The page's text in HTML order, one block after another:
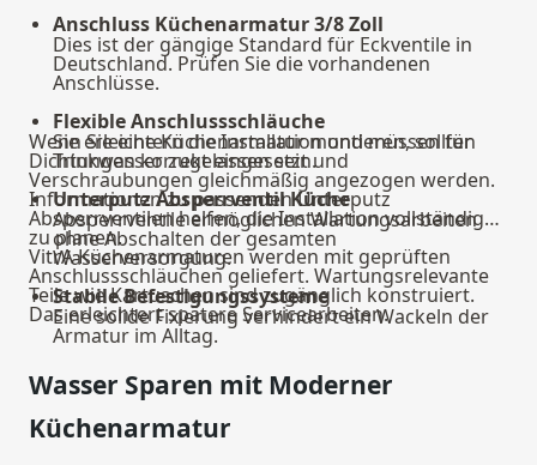
Anschluss Küchenarmatur 3/8 Zoll
Dies ist der gängige Standard für Eckventile in
Deutschland. Prüfen Sie die vorhandenen
Anschlüsse.
Flexible Anschlussschläuche
Sie erleichtern die Installation und müssen für
Trinkwasser zugelassen sein.
Unterputz Absperrventil Küche
Absperrventile ermöglichen Wartungsarbeiten
ohne Abschalten der gesamten
Wasserversorgung.
Stabile Befestigungssysteme
Eine solide Fixierung verhindert ein Wackeln der
Armatur im Alltag.
Wenn Sie eine Küchenarmatur montieren, sollten
Dichtungen korrekt eingesetzt und
Verschraubungen gleichmäßig angezogen werden.
Informationen zu passendenUnterputz
Absperrventilenhelfen, die Installation vollständig
zu planen.
VitrA Küchenarmaturen werden mit geprüften
Anschlussschläuchen geliefert. Wartungsrelevante
Teile wie Kartuschen sind zugänglich konstruiert.
Das erleichtert spätere Servicearbeiten.
Wasser Sparen mit Moderner
Küchenarmatur